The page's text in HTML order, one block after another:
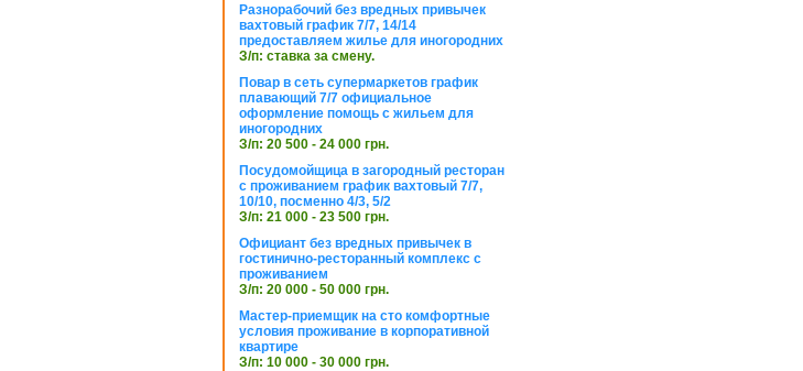
Разнорабочий без вредных привычек
вахтовый график 7/7, 14/14
предоставляем жилье для иногородних
З/п: ставка за смену.
Повар в сеть супермаркетов график
плавающий 7/7 официальное
оформление помощь с жильем для
иногородних
З/п: 20 500 - 24 000 грн.
Посудомойщица в загородный ресторан
с проживанием график вахтовый 7/7,
10/10, посменно 4/3, 5/2
З/п: 21 000 - 23 500 грн.
Официант без вредных привычек в
гостинично-ресторанный комплекс с
проживанием
З/п: 20 000 - 50 000 грн.
Мастер-приемщик на сто комфортные
условия проживание в корпоративной
квартире
З/п: 10 000 - 30 000 грн.